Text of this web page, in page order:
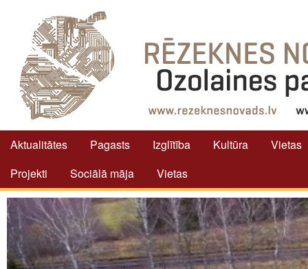
Aktualitātes Pagasts Izglītība Kultūra
Vietas
Projekti
Sociālā māja Vietas